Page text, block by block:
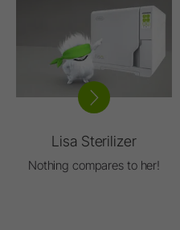
Lisa Sterilizer
Nothing compares to her!